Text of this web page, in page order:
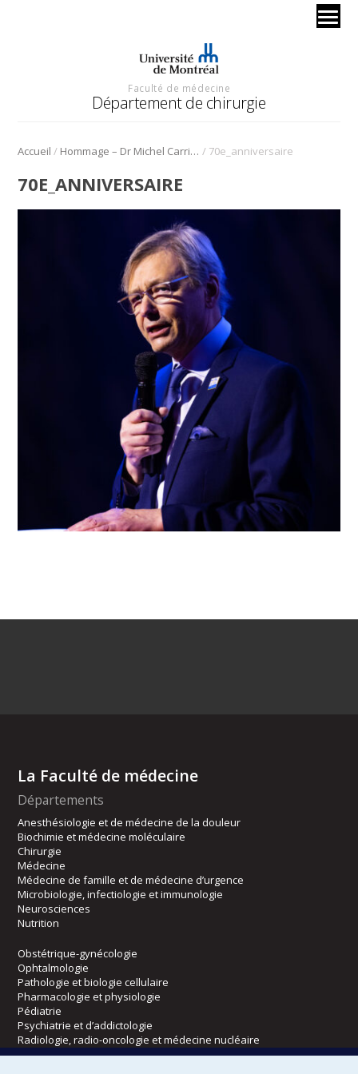
Faculté de médecine
Département de chirurgie
Accueil / Hommage – Dr Michel Carrier, directeur du Département de chirurgie 2015-2023 / 70e_anniversaire
70E_ANNIVERSAIRE
La Faculté de médecine
Départements
Anesthésiologie et de médecine de la douleur
Biochimie et médecine moléculaire
Chirurgie
Médecine
Médecine de famille et de médecine d’urgence
Microbiologie, infectiologie et immunologie
Neurosciences
Nutrition
Obstétrique-gynécologie
Ophtalmologie
Pathologie et biologie cellulaire
Pharmacologie et physiologie
Pédiatrie
Psychiatrie et d’addictologie
Radiologie, radio-oncologie et médecine nucléaire